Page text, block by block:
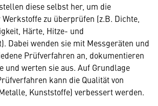
diese selbst her, um die
zu überprüfen (z.B. Dichte,
Härte, Hitze- und
Dabei wenden sie mit Messgeräten und
Prüfverfahren an, dokumentieren
und werten sie aus. Auf Grundlage
kann die Qualität von
Kunststoffe) verbessert werden.